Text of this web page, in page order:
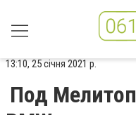
13:10, 25 січня 2021 р.
Под